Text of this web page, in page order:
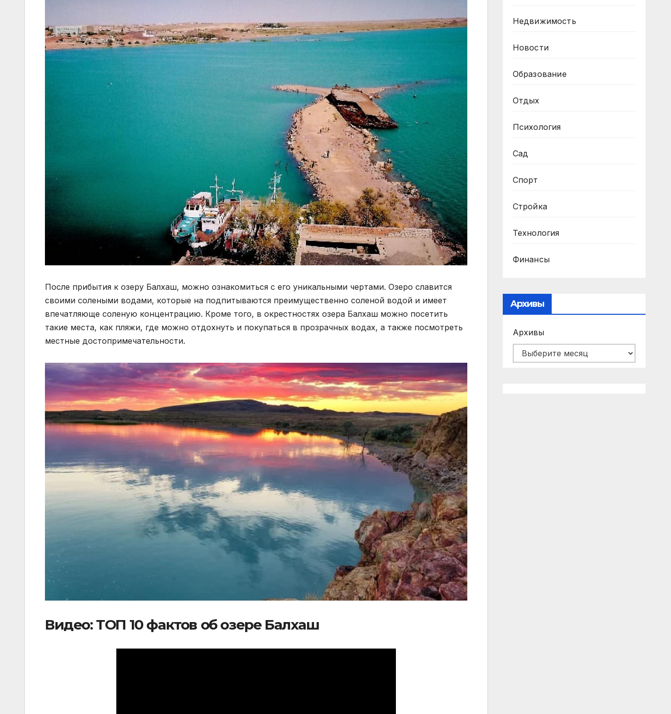
После прибытия к озеру Балхаш, можно ознакомиться с его уникальными чертами. Озеро славится
своими солеными водами, которые на подпитываются преимущественно соленой водой и имеет
впечатляюще соленую концентрацию. Кроме того, в окрестностях озера Балхаш можно посетить
такие места, как пляжи, где можно отдохнуть и покупаться в прозрачных водах, а также посмотреть
местные достопримечательности.
Видео: ТОП 10 фактов об озере Балхаш
Недвижимость
Новости
Образование
Отдых
Психология
Сад
Спорт
Стройка
Технология
Финансы
Архивы
Архивы